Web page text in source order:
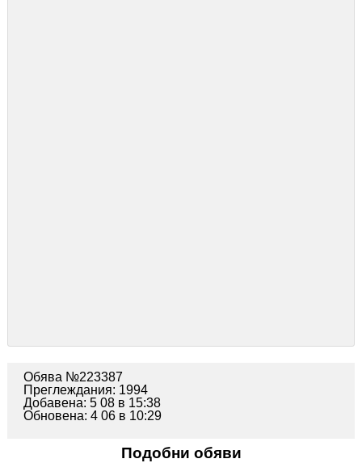
Обява №223387
Преглеждания: 1994
Добавена: 5 08 в 15:38
Обновена: 4 06 в 10:29
Подобни обяви